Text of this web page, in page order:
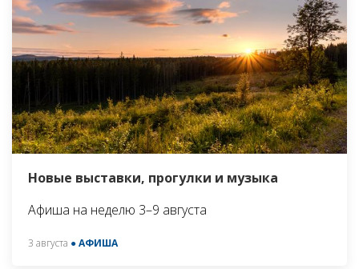
Новые выставки, прогулки и музыка
Афиша на неделю 3–9 августа
3 августа ● АФИША